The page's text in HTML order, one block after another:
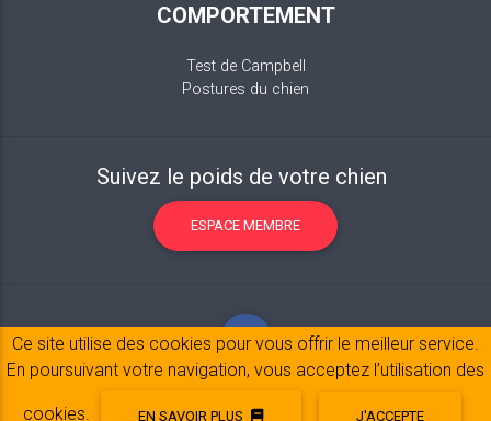
COMPORTEMENT
Test de Campbell
Postures du chien
Suivez le poids de votre chien
ESPACE MEMBRE
Ce site utilise des cookies pour vous offrir le meilleur service.
En poursuivant votre navigation, vous acceptez l’utilisation des
cookies. EN SAVOIR PLUS J'ACCEPTE